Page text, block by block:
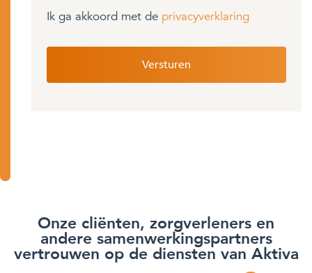
Ik ga akkoord met de privacyverklaring
Onze cliënten, zorgverleners en
andere samenwerkingspartners
vertrouwen op de diensten van Aktiva